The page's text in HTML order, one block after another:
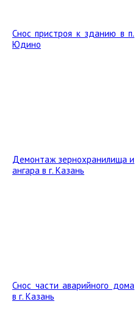
Снос пристроя к зданию в п.
Юдино
Демонтаж зернохранилища и
ангара в г. Казань
Снос части аварийного дома
в г. Казань